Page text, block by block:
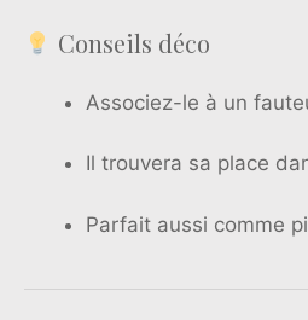
Conseils déco
Associez-le à un
Il trouvera sa place
Parfait aussi comme